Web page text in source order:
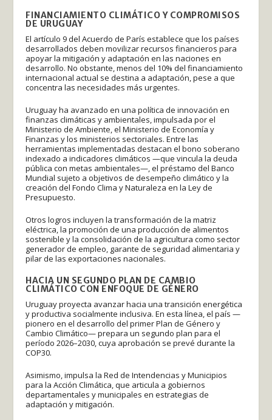
FINANCIAMIENTO CLIMÁTICO Y COMPROMISOS
DE URUGUAY
El artículo 9 del Acuerdo de París establece que los países
desarrollados deben movilizar recursos financieros para
apoyar la mitigación y adaptación en las naciones en
desarrollo. No obstante, menos del 10% del financiamiento
internacional actual se destina a adaptación, pese a que
concentra las necesidades más urgentes.
Uruguay ha avanzado en una política de innovación en
finanzas climáticas y ambientales, impulsada por el
Ministerio de Ambiente, el Ministerio de Economía y
Finanzas y los ministerios sectoriales. Entre las
herramientas implementadas destacan el bono soberano
indexado a indicadores climáticos —que vincula la deuda
pública con metas ambientales—, el préstamo del Banco
Mundial sujeto a objetivos de desempeño climático y la
creación del Fondo Clima y Naturaleza en la Ley de
Presupuesto.
Otros logros incluyen la transformación de la matriz
eléctrica, la promoción de una producción de alimentos
sostenible y la consolidación de la agricultura como sector
generador de empleo, garante de seguridad alimentaria y
pilar de las exportaciones nacionales.
HACIA UN SEGUNDO PLAN DE CAMBIO
CLIMÁTICO CON ENFOQUE DE GÉNERO
Uruguay proyecta avanzar hacia una transición energética
y productiva socialmente inclusiva. En esta línea, el país —
pionero en el desarrollo del primer Plan de Género y
Cambio Climático— prepara un segundo plan para el
período 2026–2030, cuya aprobación se prevé durante la
COP30.
Asimismo, impulsa la Red de Intendencias y Municipios
para la Acción Climática, que articula a gobiernos
departamentales y municipales en estrategias de
adaptación y mitigación.